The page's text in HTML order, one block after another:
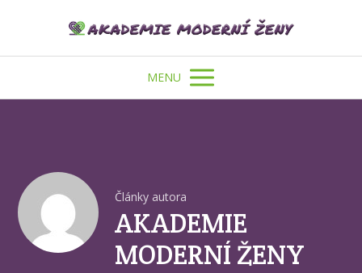
MENU
Články autora
AKADEMIE
MODERNÍ ŽENY